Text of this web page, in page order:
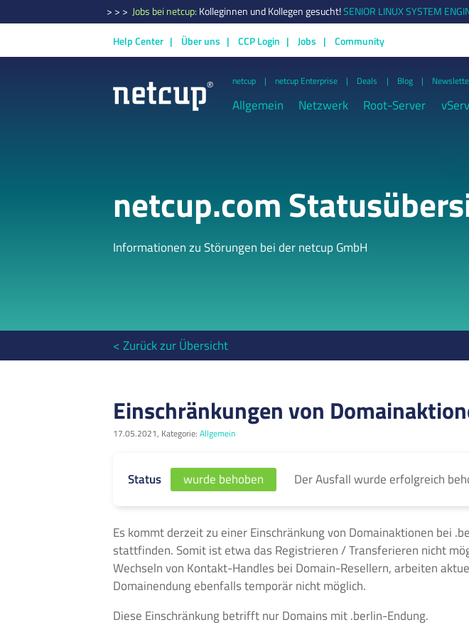
> > > Jobs bei netcup: Kolleginnen und Kollegen gesucht!SENIOR LINUX SYSTEM
Help Center Über uns CCP Login Jobs Community
netcup netcup Enterprise Deals Blog
Allgemein Netzwerk Root-Server
netcup.com
Informationen zu Störungen bei der netcup GmbH
< Zurück zur Übersicht
Einschränkungen von
17.05.2021, Kategorie: Allgemein
Status wurde behoben Der Ausfall wurde erfolgreich
Es kommt derzeit zu einer Einschränkung von Domainaktionen bei
stattfinden. Somit ist etwa das Registrieren / Transferieren nicht
Wechseln von Kontakt-Handles bei Domain-Resellern, arbeiten
Domainendung ebenfalls temporär nicht möglich.
Diese Einschränkung betrifft nur Domains mit .berlin-Endung.